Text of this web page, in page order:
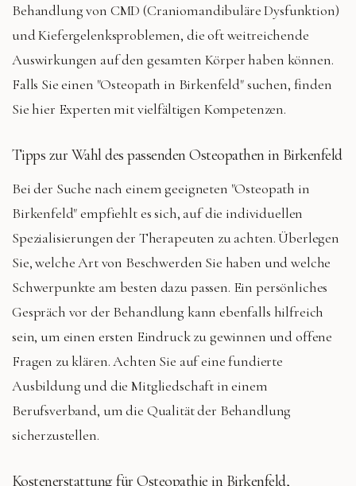
Behandlung von CMD (Craniomandibuläre Dysfunktion)
und Kiefergelenksproblemen, die oft weitreichende
Auswirkungen auf den gesamten Körper haben können.
Falls Sie einen "Osteopath in Birkenfeld" suchen, finden
Sie hier Experten mit vielfältigen Kompetenzen.
Tipps zur Wahl des passenden Osteopathen in Birkenfeld
Bei der Suche nach einem geeigneten "Osteopath in
Birkenfeld" empfiehlt es sich, auf die individuellen
Spezialisierungen der Therapeuten zu achten. Überlegen
Sie, welche Art von Beschwerden Sie haben und welche
Schwerpunkte am besten dazu passen. Ein persönliches
Gespräch vor der Behandlung kann ebenfalls hilfreich
sein, um einen ersten Eindruck zu gewinnen und offene
Fragen zu klären. Achten Sie auf eine fundierte
Ausbildung und die Mitgliedschaft in einem
Berufsverband, um die Qualität der Behandlung
sicherzustellen.
Kostenerstattung für Osteopathie in Birkenfeld,